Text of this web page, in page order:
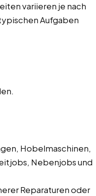
variieren je nach
Aufgaben
Hobelmaschinen,
Nebenjobs und
Reparaturen oder